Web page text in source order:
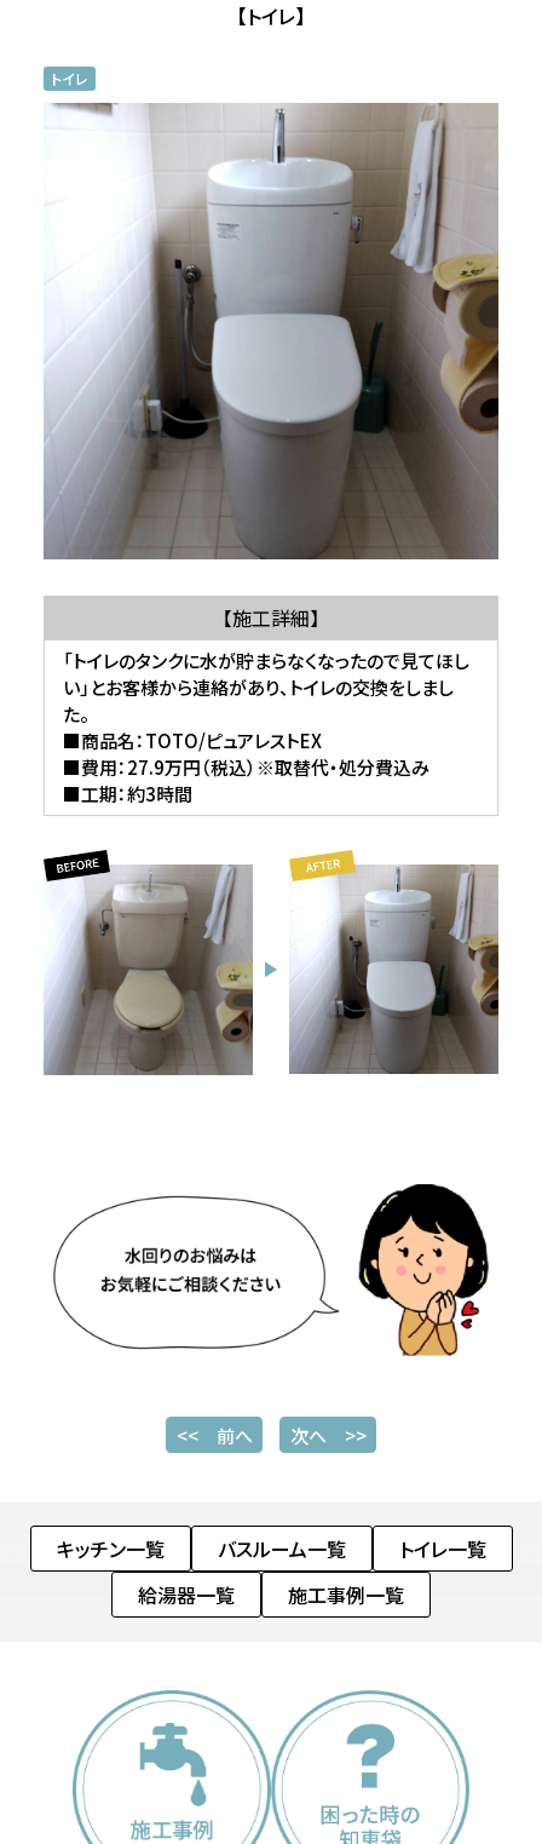
【トイレ】
トイレ
【施工詳細】
「トイレのタンクに水が貯まらなくなったので見てほし
い」とお客様から連絡があり、トイレの交換をしまし
た。
■商品名：TOTO/ピュアレストEX
■費用：27.9万円（税込）※取替代・処分費込み
■工期：約3時間
<< 前へ 次へ >>
キッチン一覧 バスルーム一覧
トイレ一覧
給湯器一覧
施工事例一覧